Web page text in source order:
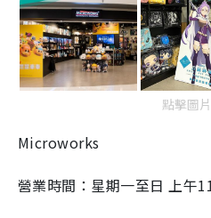
點擊圖
Microworks
營業時間： 星期一至日 上午